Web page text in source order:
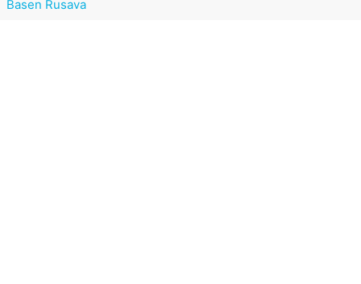
Basen Rusava